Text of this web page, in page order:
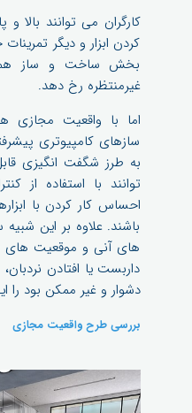
کارگران می توانند بالا
کردن ابزار و دیگر
بخش ساخت و ساز
غیرمنتظره رخ دهد.
اما با واقعیت
سازهای کامپیوتری
به طرز شگفت انگیزی
احساس کار کردن با
باشند. علاوه بر این
های آنی و موقعیت های
داربست یا افتادن
دشوار و غیر ممکن بود را
بررسی طرح واقعیت مجازی